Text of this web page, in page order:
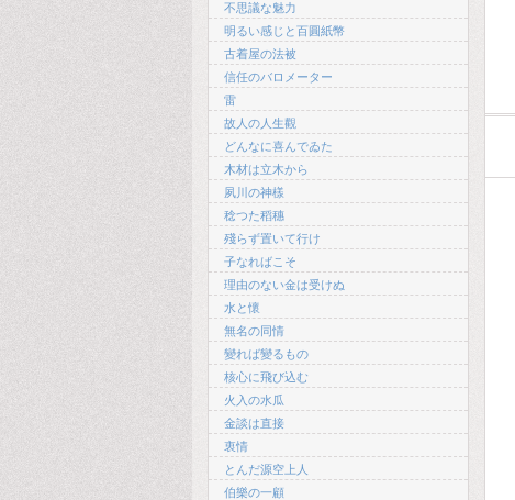
不思議な魅力
明るい感じと百圓紙幣
古着屋の法被
信任のバロメーター
雷
故人の人生觀
どんなに喜んでゐた
木材は立木から
夙川の神樣
稔つた稻穗
殘らず置いて行け
子なればこそ
理由のない金は受けぬ
水と懷
無名の同情
變れば變るもの
核心に飛び込む
火入の水瓜
金談は直接
衷情
とんだ源空上人
伯樂の一顧